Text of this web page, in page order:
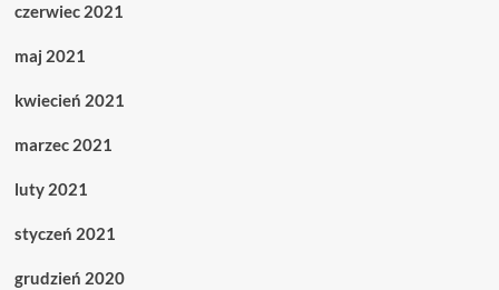
czerwiec 2021
maj 2021
kwiecień 2021
marzec 2021
luty 2021
styczeń 2021
grudzień 2020